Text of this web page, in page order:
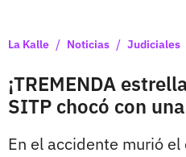
La Kalle / Noticias / Judiciales
¡TREMENDA
SITP chocó con
En el accidente murió